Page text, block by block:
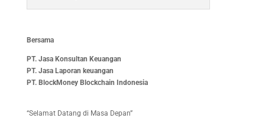
Bersama
PT. Jasa Konsultan Keuangan
PT. Jasa Laporan keuangan
PT. BlockMoney Blockchain Indonesia
“Selamat Datang di Masa Depan”